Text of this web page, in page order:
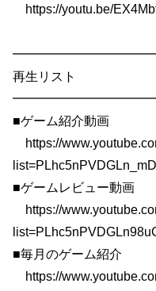
https://youtu.be/
再生リスト
■ゲーム紹介動画
https://
■ゲームレビュー動画
https://
■毎月のゲーム紹介
https://